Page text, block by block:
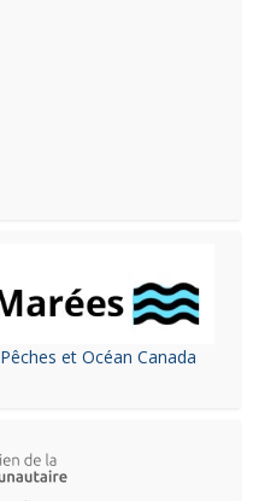
Pêches et Océan Canada